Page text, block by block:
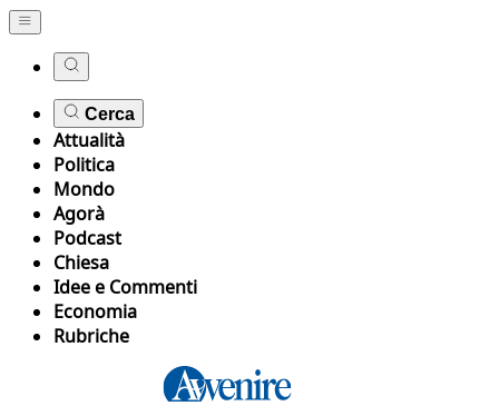
Cerca
Attualità
Politica
Mondo
Agorà
Podcast
Chiesa
Idee e Commenti
Economia
Rubriche